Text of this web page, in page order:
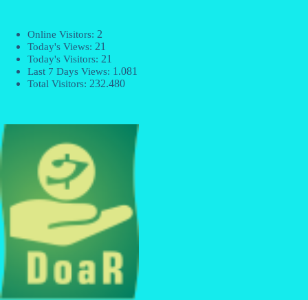
Online Visitors: 2
Today's Views: 21
Today's Visitors: 21
Last 7 Days Views: 1.081
Total Visitors: 232.480